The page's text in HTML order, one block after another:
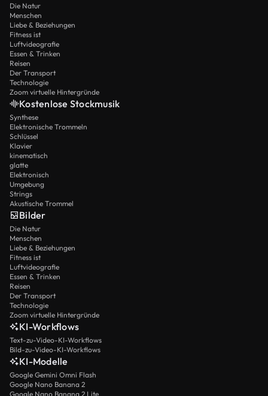
Die Natur
Menschen
Liebe & Beziehungen
Fitness ist
Luftvideografie
Essen & Trinken
Reisen
Der Transport
Technologie
Zoom virtuelle Hintergründe
Kostenlose Stockmusik
Synthese
Elektronische Trommeln
Schlüssel
Klavier
kinematisch
glatte
Elektronisch
Umgebung
Strings
Akustische Trommel
Bilder
Die Natur
Menschen
Liebe & Beziehungen
Fitness ist
Luftvideografie
Essen & Trinken
Reisen
Der Transport
Technologie
Zoom virtuelle Hintergründe
KI-Workflows
Text-zu-Video-KI-Workflows
Bild-zu-Video-KI-Workflows
KI-Modelle
Google Gemini Omni Flash
Google Nano Banana 2
Google Nano Banana 2 Lite